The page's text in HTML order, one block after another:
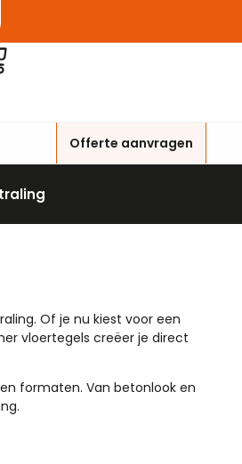
Offerte aanvragen
Of je nu kiest voor een
vloertegels creëer je direct
formaten. Van betonlook en